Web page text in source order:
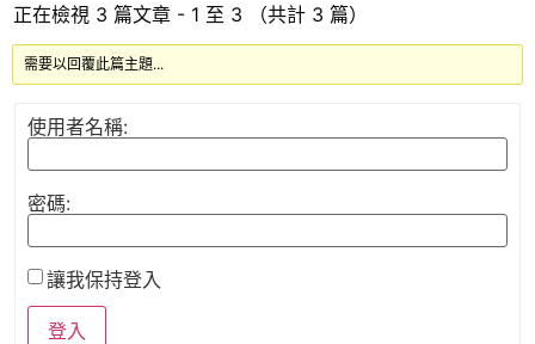
正在檢視 3 篇文章 - 1 至 3 （共計 3 篇）
需要以回覆此篇主題...
使用者名稱:
密碼:
讓我保持登入
登入